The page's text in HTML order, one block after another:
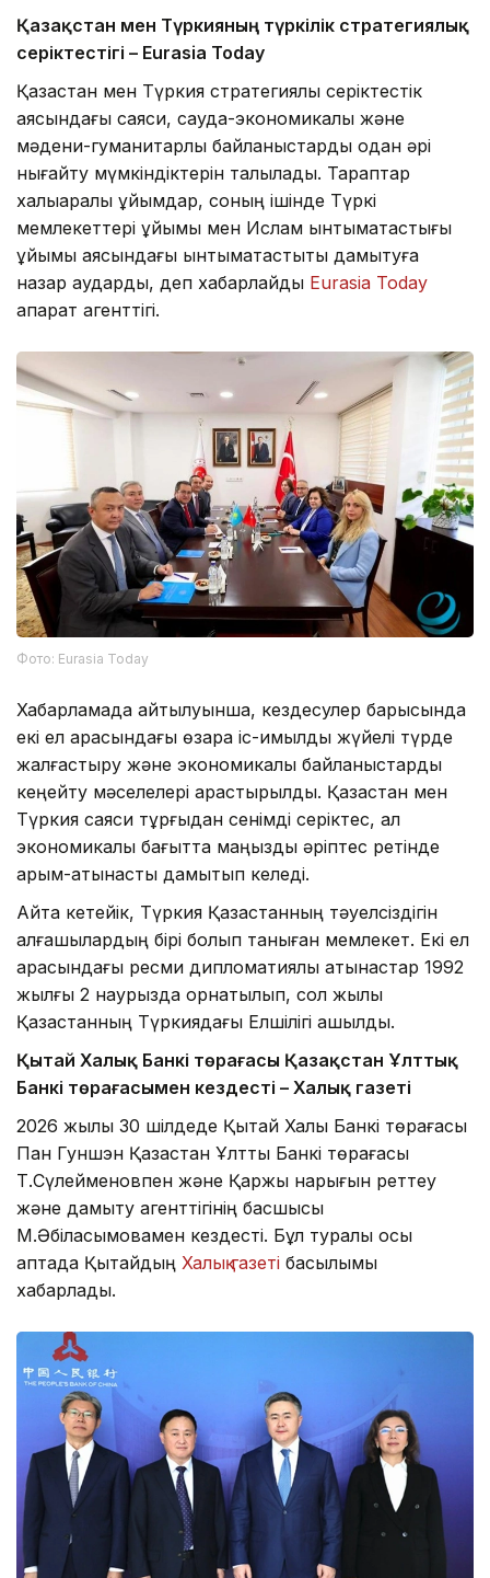
Қазақстан мен Түркияның түркілік стратегиялық
серіктестігі – Eurasia Today
Қазақстан мен Түркия стратегиялық серіктестік
аясындағы саяси, сауда-экономикалық және
мәдени-гуманитарлық байланыстарды одан әрі
нығайту мүмкіндіктерін талқылады. Тараптар
халықаралық ұйымдар, соның ішінде Түркі
мемлекеттері ұйымы мен Ислам ынтымақтастығы
ұйымы аясындағы ынтымақтастықты дамытуға
назар аударды, деп хабарлайды Eurasia Today
ақпарат агенттігі.
Фото: Eurasia Today
Хабарламада айтылуынша, кездесулер барысында
екі ел арасындағы өзара іс-қимылды жүйелі түрде
жалғастыру және экономикалық байланыстарды
кеңейту мәселелері қарастырылды. Қазақстан мен
Түркия саяси тұрғыдан сенімді серіктес, ал
экономикалық бағытта маңызды әріптес ретінде
қарым-қатынасты дамытып келеді.
Айта кетейік, Түркия Қазақстанның тәуелсіздігін
алғашқылардың бірі болып таныған мемлекет. Екі ел
арасындағы ресми дипломатиялық қатынастар 1992
жылғы 2 наурызда орнатылып, сол жылы
Қазақстанның Түркиядағы Елшілігі ашылды.
Қытай Халық Банкі төрағасы Қазақстан Ұлттық
Банкі төрағасымен кездесті – Халық газеті
2026 жылы 30 шілдеде Қытай Халық Банкі төрағасы
Пан Гуншэн Қазақстан Ұлттық Банкі төрағасы
Т.Сүлейменовпен және Қаржы нарығын реттеу
және дамыту агенттігінің басшысы
М.Әбілқасымовамен кездесті. Бұл туралы осы
аптада Қытайдың Халық газеті басылымы
хабарлады.